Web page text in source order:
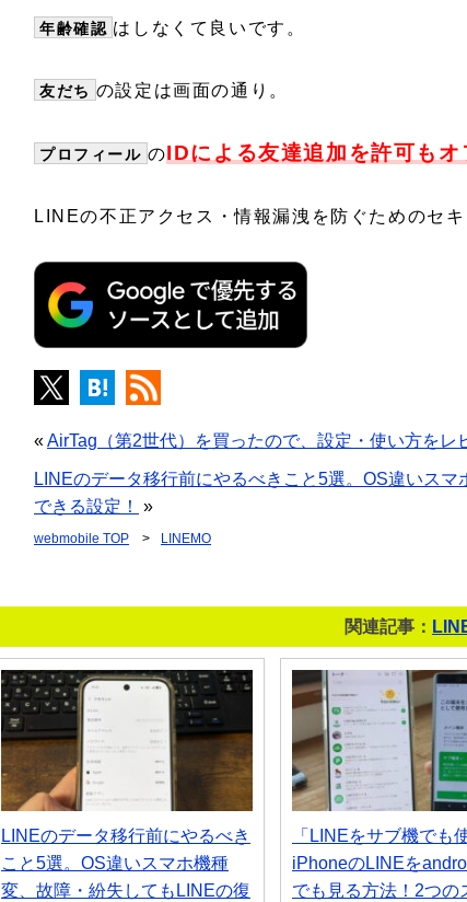
年齢確認 はしなくて良いです。
友だち の設定は画面の通り。
プロフィール のIDによる友達追加を許可もオ
LINEの不正アクセス・情報漏洩を防ぐためのセ
«AirTag（第2世代）を買ったので、設定・使い方をレ
LINEのデータ移行前にやるべきこと5選。OS違いス
できる設定！
»
webmobile TOP > LINEMO
関連記事：
LINEのデータ移行前にやるべき
こと5選。OS違いスマホ機種
変、故障・紛失してもLINEの復
「LINEをサブ機でも
iPhoneのLINEを
でも見る方法！2つの